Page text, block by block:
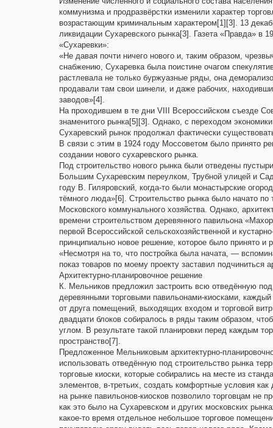
коммунизма и продразвёрстки изменили характер
возрастающим криминальным характером[1][3]. 13
ликвидации Сухаревского рынка[3]. Газета «Правда» в
«Сухаревки»:
«Не давая почти ничего нового и, таким образом,
снабжению, Сухаревка была поистине очагом
растлевала не только буржуазные ряды, она
продавали там свои шинели, и даже рабочих,
заводов»[4].
На проходившем в те дни VIII Всероссийском съезде
знаменитого рынка[5][3]. Однако, с переходом
Сухаревский рынок продолжал фактически
В связи с этим в 1924 году Моссоветом было принято
создании нового сухаревского рынка.
Под строительство нового рынка были отведены
Большим Сухаревским переулком, Трубной улицей и
году В. Гиляровский, когда-то были монастырские
тёмного люда»[6]. Строительство рынка было начато по
Московского коммунального хозяйства. Однако,
времени строительством деревянного павильона
первой Всероссийской сельскохозяйственной и
принципиально новое решение, которое было принято и
«Несмотря на то, что постройка была начата, —
показ товаров по моему проекту заставил
Архитектурно-планировочное решение
К. Мельников предложил застроить всю отведённую
деревянными торговыми павильонами-киосками,
от друга помещений, выходящих входом и торговой
двадцати блоков собиралось в ряды таким образом,
углом. В результате такой планировки перед каждым
пространство[7].
Предложенное Мельниковым архитектурно-
использовать отведённую под строительство рынка
торговые киоски, которые собирались на месте из
элементов, в-третьих, создать комфортные условия как
на рынке павильонов-киосков позволило торговцам не
как это было на Сухаревском и других московских
какое-то время отдельное небольшое торговое